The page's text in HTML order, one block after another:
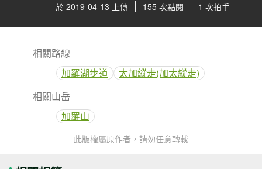
於 2019-04-13 上傳 155 次點閱 1 次拍手
相關路線
加羅湖步道
太加縱走(加太縱走)
相關山岳
加羅山
此版權屬原作者，請勿任意轉載